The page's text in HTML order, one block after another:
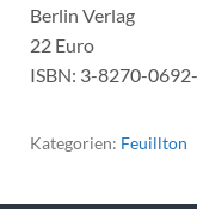
Berlin Verlag
22 Euro
ISBN: 3-8270-
Kategorien: Feuillton